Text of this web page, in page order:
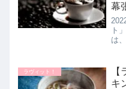
幕
間
ト
は
入
す
ラヴィット！
キ